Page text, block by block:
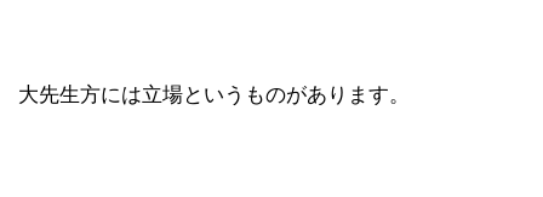
大先生方には立場というものがあります。